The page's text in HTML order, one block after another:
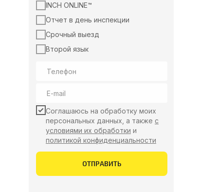
INCH ONLINE™
Отчет в день инспекции
Срочный выезд
Второй язык
Соглашаюсь на обработку моих
персональных данных, а также с
условиями их обработки и
политикой конфиденциальности
ОТПРАВИТЬ